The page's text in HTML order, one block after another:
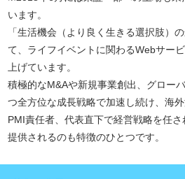
います。
「生活機会（より良く生きる選択肢）
て、ライフイベントに関わるWebサー
上げています。
積極的なM&Aや新規事業創出、グロー
つ全方位な成長戦略で加速し続け、海
PMI責任者、代表直下で経営戦略を任
提供されるのも特徴のひとつです。